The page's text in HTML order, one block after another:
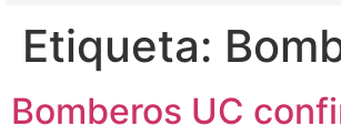
Etiqueta:
Bomberos UC